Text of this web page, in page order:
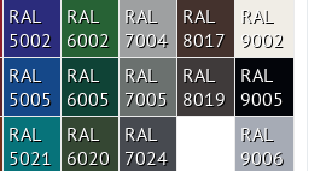
RAL
5002
RAL
6002
RAL
7004
RAL
8017
RAL
9002
RAL
5005
RAL
6005
RAL
7005
RAL
8019
RAL
9005
RAL
5021
RAL
6020
RAL
7024
RAL
9006